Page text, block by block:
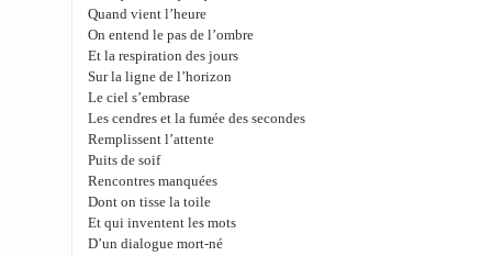
Quand vient l’heure
On entend le pas de l’ombre
Et la respiration des jours
Sur la ligne de l’horizon
Le ciel s’embrase
Les cendres et la fumée des secondes
Remplissent l’attente
Puits de soif
Rencontres manquées
Dont on tisse la toile
Et qui inventent les mots
D’un dialogue mort-né